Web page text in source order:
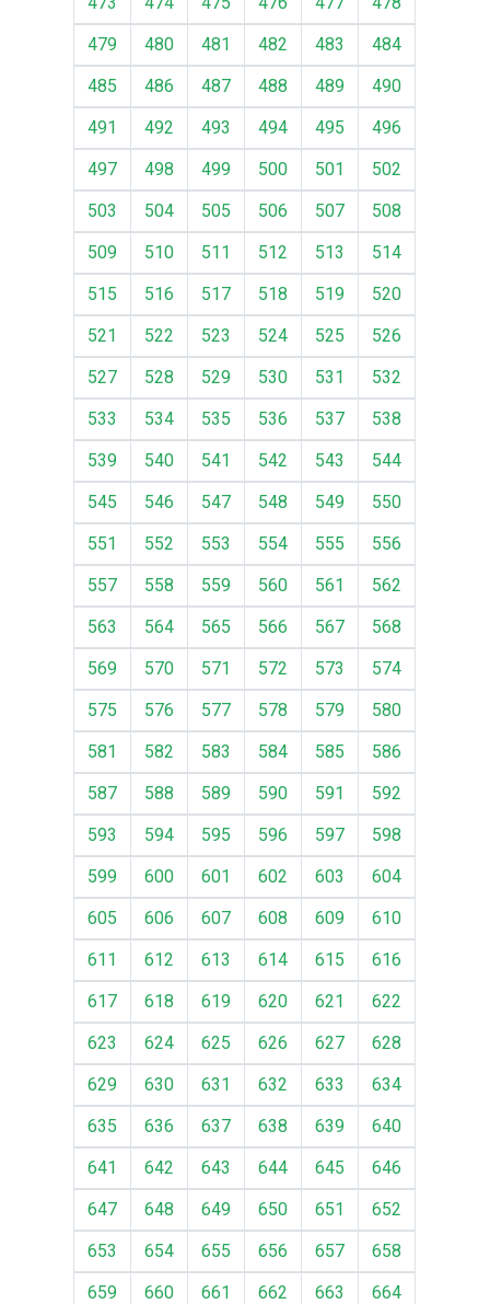
479
480 481 482 483
484
485
486 487 488 489
490
491
492 493 494 495
496
497
498 499 500 501
502
503
504 505 506 507
508
509
510 511 512 513
514
515
516 517 518 519
520
521
522 523 524 525
526
527
528 529 530 531
532
533
534 535 536 537
538
539
540 541 542 543
544
545
546 547 548 549
550
551
552 553 554 555
556
557
558 559 560 561
562
563
564 565 566 567
568
569
570 571 572 573
574
575
576 577 578 579
580
581
582 583 584 585
586
587
588 589 590 591
592
593
594 595 596 597
598
599
600 601 602 603
604
605
606 607 608 609
610
611
612 613 614 615
616
617
618 619 620 621
622
623
624 625 626 627
628
629
630 631 632 633
634
635
636 637 638 639
640
641
642 643 644 645
646
647
648 649 650 651
652
653
654 655 656 657
658
659
660 661 662 663
664